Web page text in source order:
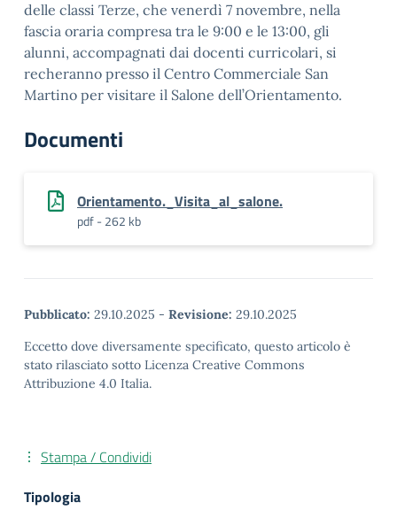
delle classi Terze, che venerdì 7 novembre, nella
fascia oraria compresa tra le 9:00 e le 13:00, gli
alunni, accompagnati dai docenti curricolari, si
recheranno presso il Centro Commerciale San
Martino per visitare il Salone dell’Orientamento.
Documenti
Orientamento._Visita_al_salone.
pdf - 262 kb
Pubblicato: 29.10.2025 - Revisione: 29.10.2025
Eccetto dove diversamente specificato, questo articolo è
stato rilasciato sotto Licenza Creative Commons
Attribuzione 4.0 Italia.
Stampa / Condividi
Tipologia